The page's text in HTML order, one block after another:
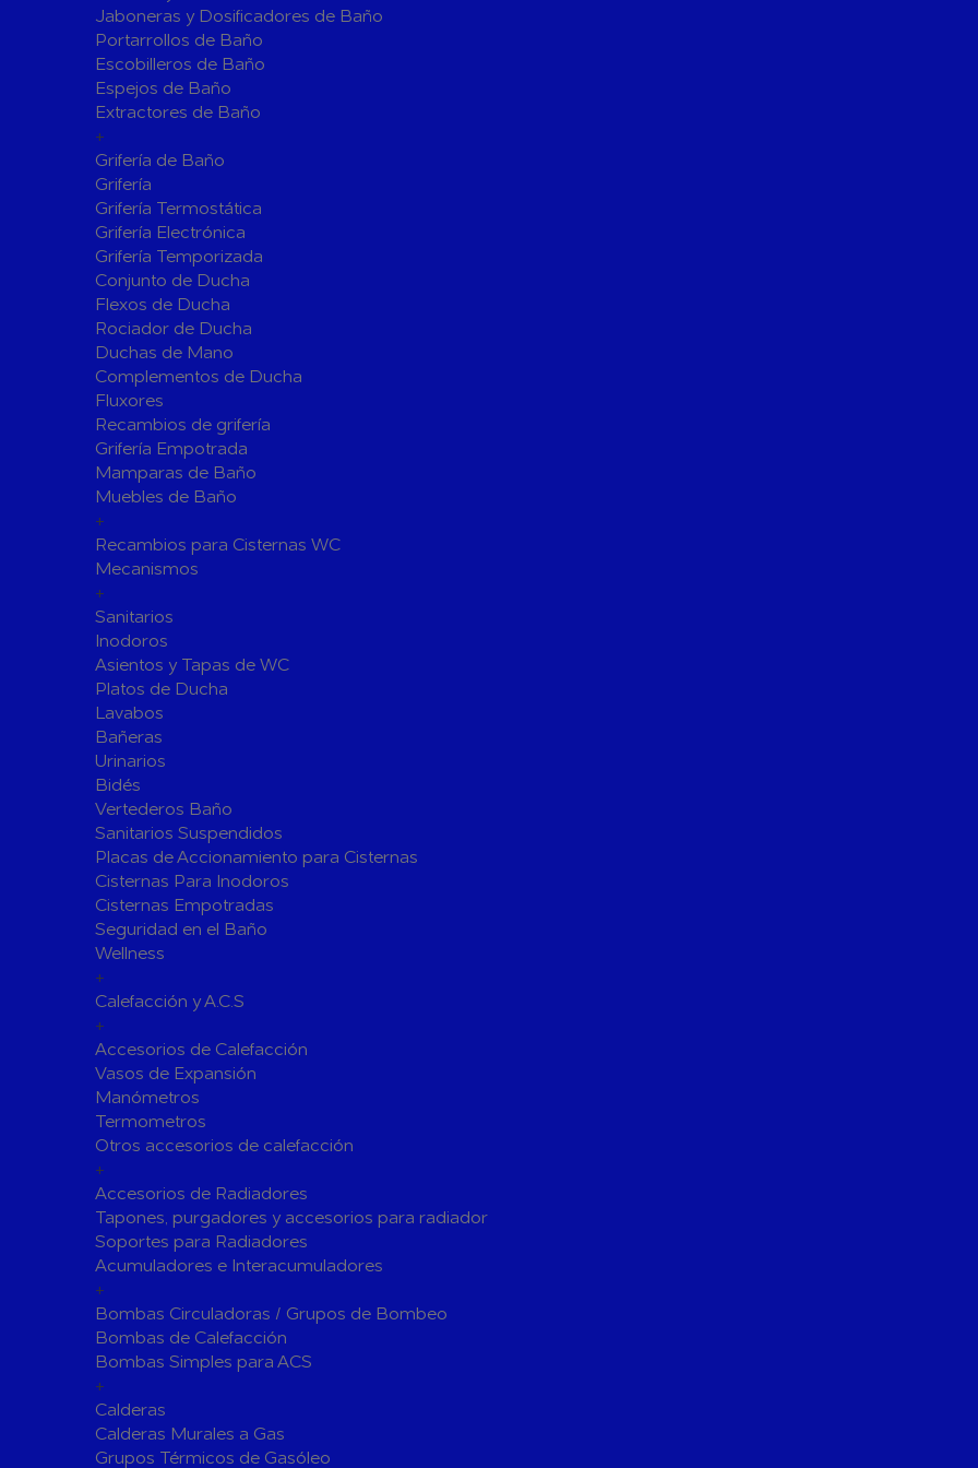
Sistemas de Energía Solar Fotovoltaica
Paneles
Accesorios
Fontanería
Accesorios para Instalación de Gas
Válvulas para Gas
Bombas
Bombas Sumergibles
Canalones Pluviales
Desagües
Válvulas de Desagüe
Accesorios para Desagüe
Fijaciones para Fontanería
Sumideros y Gran Evacuación
Tubos y Accesorios de Cobre y
Latón
Tuberías y Accesorios de
Polibutileno
Flexos/Conexiones Flexibles
Válvulas de Fontanería
Válvulas de Esfera
Válvulas de Retención
Válvulas de Contadores
Llaves de Paso
Accesorios de Valvulería
Herramientas y Vestuario
Adhesivos y Selladores
Siliconas
Herramientas y accesorios de Uso General
Hachas
Vestuario de Protección
Herramientas de Prensado
Soldadura y Sopletes
Herramientas de Lijado y Pulido
Baterias Para Herramientas Eléctricas
Bombas de Piscinas y SPA
Bombas de Piscinas
Jaboneras y Dosificadores de Baño
Portarrollos de Baño
Escobilleros de Baño
Espejos de Baño
Extractores de Baño
+
Grifería de Baño
Grifería
Grifería Termostática
Grifería Electrónica
Grifería Temporizada
Conjunto de Ducha
Flexos de Ducha
Rociador de Ducha
Duchas de Mano
Complementos de Ducha
Fluxores
Recambios de grifería
Grifería Empotrada
Mamparas de Baño
Muebles de Baño
+
Recambios para Cisternas WC
Mecanismos
+
Sanitarios
Inodoros
Asientos y Tapas de WC
Platos de Ducha
Lavabos
Bañeras
Urinarios
Bidés
Vertederos Baño
Sanitarios Suspendidos
Placas de Accionamiento para Cisternas
Cisternas Para Inodoros
Cisternas Empotradas
Seguridad en el Baño
Wellness
+
Calefacción y A.C.S
+
Accesorios de Calefacción
Vasos de Expansión
Manómetros
Termometros
Otros accesorios de calefacción
+
Accesorios de Radiadores
Tapones, purgadores y accesorios para radiador
Soportes para Radiadores
Acumuladores e Interacumuladores
+
Bombas Circuladoras / Grupos de Bombeo
Bombas de Calefacción
Bombas Simples para ACS
+
Calderas
Calderas Murales a Gas
Grupos Térmicos de Gasóleo